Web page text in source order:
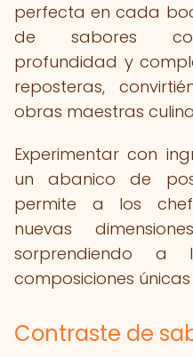
perfecta en cada
de sabores
profundidad y
reposteras,
obras maestras
Experimentar con
un abanico de
permite a los
nuevas
sorprendiendo a
composiciones
Contraste de